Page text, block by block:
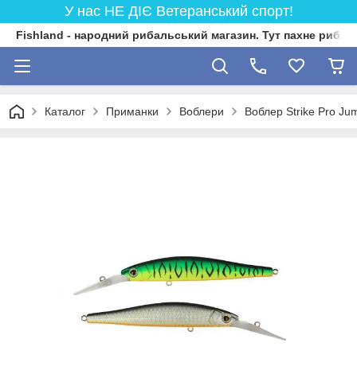
У нас НЕ ДІЄ Ветеранський спорт!
Fishland - народний рибальський магазин. Тут пахне
Каталог Приманки Воблери Воблер Strike Pro